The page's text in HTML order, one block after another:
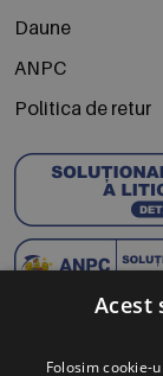
Daune
ANPC
Politica de retur
Abonează-te la
Acest
Folosim cookie-